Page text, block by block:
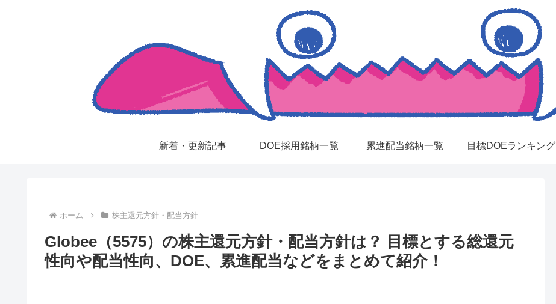
新着・更新記事 DOE採用銘柄一覧 累進配当銘柄一覧 目標DOEランキング
ホーム 株主還元方針・配当方針
Globee（5575）の株主還元方針・配当方針は？ 目標とする総還元
性向や配当性向、DOE、累進配当などをまとめて紹介！